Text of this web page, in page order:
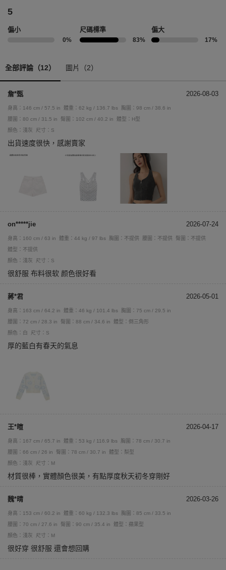
5
偏小
0%
尺碼標準
83%
偏大
17%
全部評論（12） 圖片（2）
詹*甄 2026-08-03
身高：146 cm / 57.5 in 體重：62 kg / 136.7 lbs
胸圍：98 cm / 38.6 in
腰圍：80 cm / 31.5 in
臀圍：102 cm / 40.2 in
體型：H型
顏色：淺灰
尺寸：S
出貨速度很快，感謝賣家
on*****jie 2026-07-24
身高：160 cm / 63 in 體重：44 kg / 97 lbs 胸圍：不提供 腰圍：不提供
臀圍：不提供
體型：不提供
顏色：淺灰
尺寸：S
很舒服 布料很软 颜色很好看
蔣*君 2026-05-01
身高：163 cm / 64.2 in 體重：46 kg / 101.4 lbs
胸圍：75 cm / 29.5 in
腰圍：72 cm / 28.3 in
臀圍：88 cm / 34.6 in
體型：倒三角形
顏色：白
尺寸：S
厚的藍白有春天的氣息
王*暄 2026-04-17
身高：167 cm / 65.7 in 體重：53 kg / 116.9 lbs
胸圍：78 cm / 30.7 in
腰圍：66 cm / 26 in
臀圍：78 cm / 30.7 in
體型：梨型
顏色：淺灰
尺寸：M
材質很棒，實體顏色很美，有點厚度秋天初冬穿剛好
魏*晴 2026-03-26
身高：153 cm / 60.2 in 體重：60 kg / 132.3 lbs
胸圍：85 cm / 33.5 in
腰圍：70 cm / 27.6 in
臀圍：90 cm / 35.4 in
體型：蘋果型
顏色：淺灰
尺寸：M
很好穿 很舒服 還會想回購